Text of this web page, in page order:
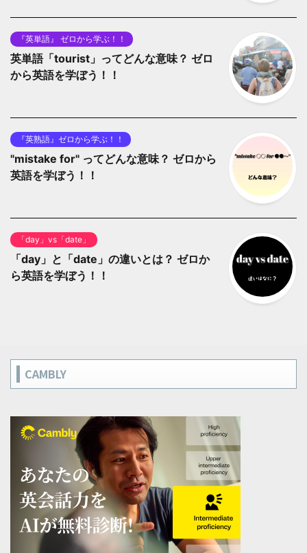
『英単語』 ゼロから学ぶ！！
英単語「tourist」ってどんな意味？ ゼロ
から英語を学ぼう！！
『英熟語』ゼロから学ぶ！！
"mistake for" ってどんな意味？ ゼロから
英語を学ぼう！！
「day」vs「date」
「day」と「date」の違いとは？ ゼロか
ら英語を学ぼう！！
CAMBLY